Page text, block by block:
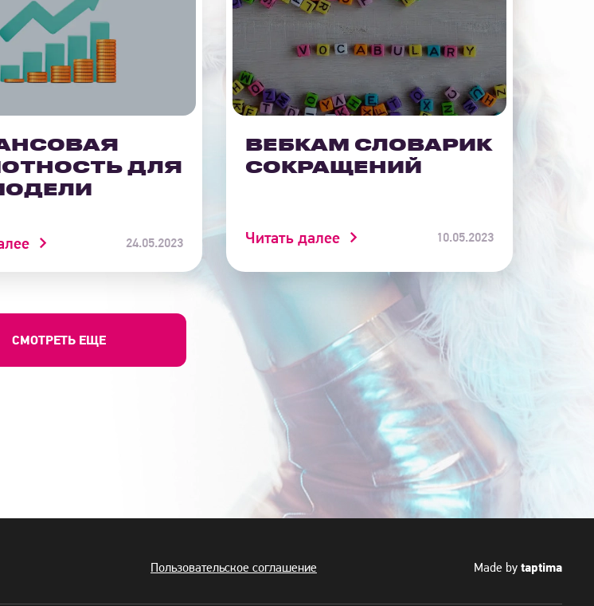
ДЛЯ
24.05.2023
ВЕБКАМ СЛОВАРИК
СОКРАЩЕНИЙ
Читать далее 10.05.2023
СМОТРЕТЬ ЕЩЕ
Пользовательское соглашение Made by taptima